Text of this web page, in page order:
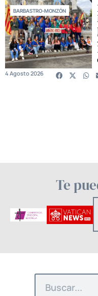
BARBASTRO-MONZÓN
4 Agosto 2026
Te